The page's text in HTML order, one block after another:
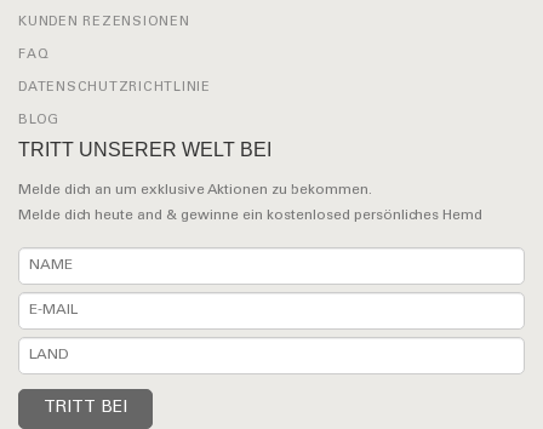
KUNDEN REZENSIONEN
FAQ
DATENSCHUTZRICHTLINIE
BLOG
TRITT UNSERER WELT BEI
Melde dich an um exklusive Aktionen zu bekommen.
Melde dich heute and & gewinne ein kostenlosed persönliches Hemd